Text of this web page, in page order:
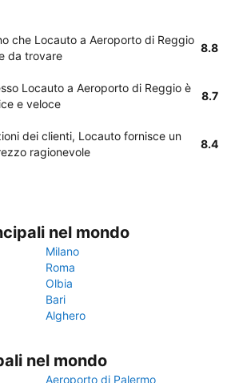
che Locauto a Aeroporto di Reggio
da trovare
8.8
Locauto a Aeroporto di Reggio è
e veloce
8.7
dei clienti, Locauto fornisce un
ragionevole
8.4
nel mondo
Milano
Roma
Olbia
Bari
Alghero
nel mondo
Aeroporto di Palermo